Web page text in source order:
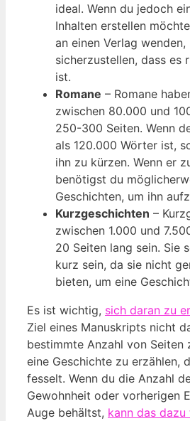
ideal. Wenn du jedoch
Inhalten erstellen
an einen Verlag wenden,
sicherzustellen, dass es
ist.
Romane – Romane
zwischen 80.000 und
250-300 Seiten. Wenn
als 120.000 Wörter ist,
ihn zu kürzen. Wenn er
benötigst du
Geschichten, um ihn
Kurzgeschichten –
zwischen 1.000 und
20 Seiten lang sein. Sie
kurz sein, da sie nicht
bieten, um eine
Es ist wichtig, sich daran zu
Ziel eines Manuskripts nicht
bestimmte Anzahl von Seiten
eine Geschichte zu erzählen,
fesselt. Wenn du die Anzahl
Gewohnheit oder vorherigen
Auge behältst, kann das dazu